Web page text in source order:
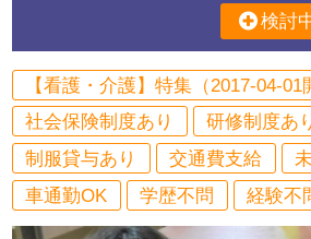
検討
【看護・介護】特集（2017-04-01
社会保険制度あり
研修制度あ
制服貸与あり
交通費支給
車通勤OK
学歴不問 経験不